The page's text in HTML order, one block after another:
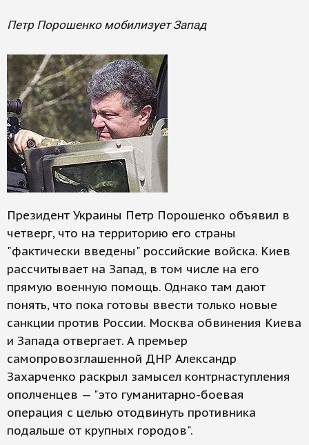
Петр Порошенко мобилизует Запад
Президент Украины Петр Порошенко объявил в
четверг, что на территорию его страны
"фактически введены" российские войска. Киев
рассчитывает на Запад, в том числе на его
прямую военную помощь. Однако там дают
понять, что пока готовы ввести только новые
санкции против России. Москва обвинения Киева
и Запада отвергает. А премьер
самопровозглашенной ДНР Александр
Захарченко раскрыл замысел контрнаступления
ополченцев — "это гуманитарно-боевая
операция с целью отодвинуть противника
подальше от крупных городов".